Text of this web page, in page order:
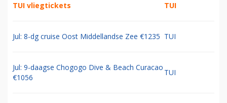
TUI vliegtickets TUI
Jul: 8-dg cruise Oost Middellandse Zee €1235 TUI
Jul: 9-daagse Chogogo Dive & Beach Curacao
€1056
TUI